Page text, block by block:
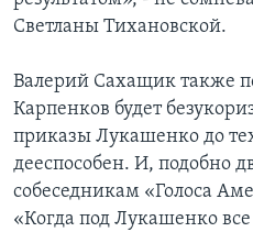
Светланы Тихановской.
Валерий Сахащик также
Карпенков будет
приказы Лукашенко до
дееспособен. И, подобно
собеседникам «Голоса
«Когда под Лукашенко